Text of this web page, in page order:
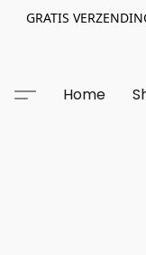
GRATIS
Home